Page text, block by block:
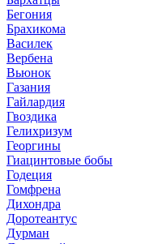
Бегония
Брахикома
Василек
Вербена
Вьюнок
Газания
Гайлардия
Гвоздика
Гелихризум
Георгины
Гиацинтовые бобы
Годеция
Гомфрена
Дихондра
Доротеантус
Дурман